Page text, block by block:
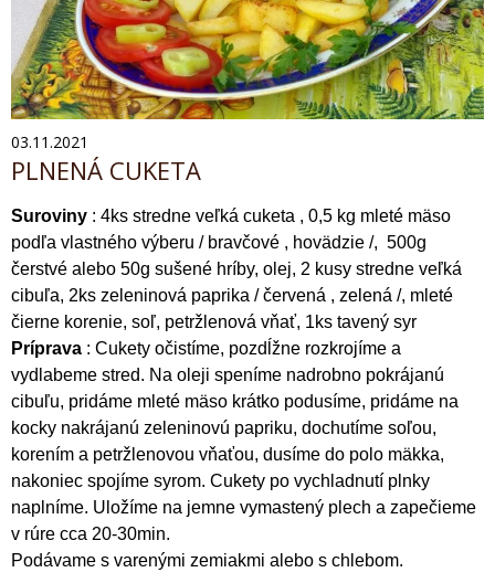
03.11.2021
PLNENÁ CUKETA
Suroviny : 4ks stredne veľká cuketa , 0,5 kg mleté mäso
podľa vlastného výberu / bravčové , hovädzie /, 500g
čerstvé alebo 50g sušené hríby, olej, 2 kusy stredne veľká
cibuľa, 2ks zeleninová paprika / červená , zelená /, mleté
čierne korenie, soľ, petržlenová vňať, 1ks tavený syr
Príprava : Cukety očistíme, pozdĺžne rozkrojíme a
vydlabeme stred. Na oleji speníme nadrobno pokrájanú
cibuľu, pridáme mleté mäso krátko podusíme, pridáme na
kocky nakrájanú zeleninovú papriku, dochutíme soľou,
korením a petržlenovou vňaťou, dusíme do polo mäkka,
nakoniec spojíme syrom. Cukety po vychladnutí plnky
naplníme. Uložíme na jemne vymastený plech a zapečieme
v rúre cca 20-30min.
Podávame s varenými zemiakmi alebo s chlebom.